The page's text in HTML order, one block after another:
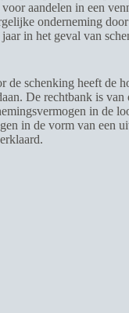
aandelen in een
onderneming
in het geval van
schenking heeft de
De rechtbank is
in de
in de vorm van een